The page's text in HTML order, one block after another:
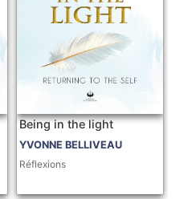
Being in the light
YVONNE BELLIVEAU
Réflexions